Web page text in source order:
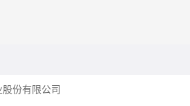
份有限公司